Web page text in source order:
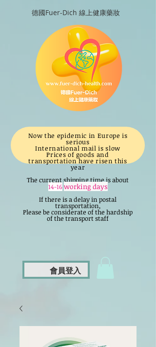
德國Fuer-Dich 線上健康藥妝
Now the epidemic in Europe is
serious
International mail is slow
Prices of goods and
transportation have risen this
year
The current shipping time is about
14-16working days
If there is a delay in postal
transportation,
Please be considerate of the hardship
of the transport staff
會員登入